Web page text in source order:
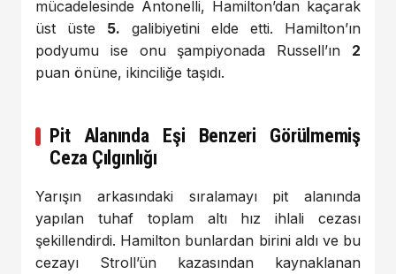
mücadelesinde Antonelli, Hamilton’dan kaçarak
üst üste 5. galibiyetini elde etti. Hamilton’ın
podyumu ise onu şampiyonada Russell’ın 2
puan önüne, ikinciliğe taşıdı.
Pit Alanında Eşi Benzeri Görülmemiş
Ceza Çılgınlığı
Yarışın arkasındaki sıralamayı pit alanında
yapılan tuhaf toplam altı hız ihlali cezası
şekillendirdi. Hamilton bunlardan birini aldı ve bu
cezayı Stroll’ün kazasından kaynaklanan